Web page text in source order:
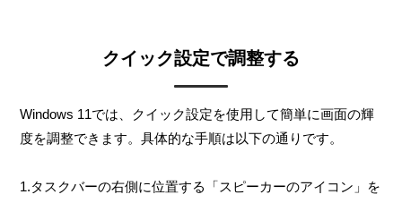
クイック設定で調整する
Windows 11では、クイック設定を使用して簡単に画面の輝
度を調整できます。具体的な手順は以下の通りです。
1.タスクバーの右側に位置する「スピーカーのアイコン」を